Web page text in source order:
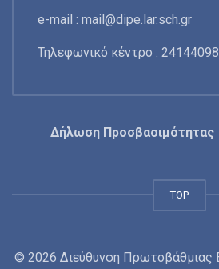
e-mail : mail@dipe.lar.sch.gr
Τηλεφωνικό κέντρο :
Δήλωση Προσβασιμότητας
TOP
© 2026 Διεύθυνση Πρωτοβάθμιας